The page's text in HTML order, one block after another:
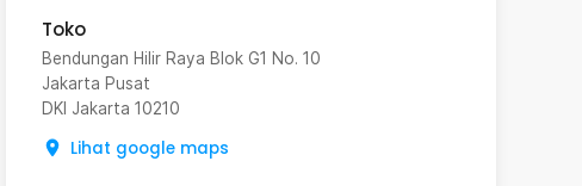
Toko
Bendungan Hilir Raya Blok G1 No. 10
Jakarta Pusat
DKI Jakarta 10210
Lihat google maps